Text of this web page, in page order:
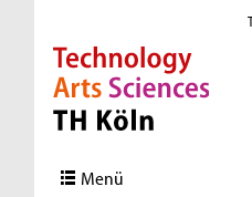
Direkt zur Hauptnavigation
Direkt zur Subnavigation
Direkt zum Inhalt
Direkt zum Fußbereich
Menü